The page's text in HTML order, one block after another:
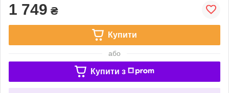
1 749 ₴
Купити
або
Купити з